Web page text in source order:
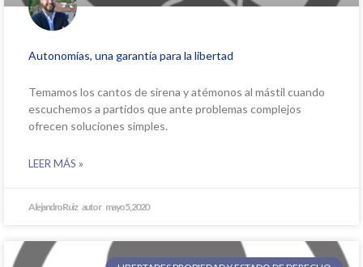
Autonomías, una garantía para la libertad
Temamos los cantos de sirena y atémonos al mástil cuando
escuchemos a partidos que ante problemas complejos
ofrecen soluciones simples.
LEER MÁS »
Alejandro Ruiz mayo 5, 2020